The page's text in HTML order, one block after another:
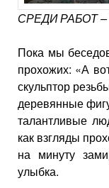
СРЕДИ РАБОТ
Пока мы
прохожих: «А
скульптор
деревянные
талантливые
как взгляды
на минуту
улыбка.